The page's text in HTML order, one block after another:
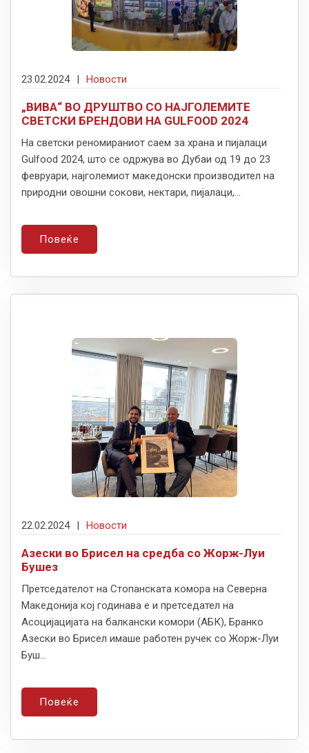
23.02.2024 | Новости
„ВИВА“ ВО ДРУШТВО СО НАЈГОЛЕМИТЕ
СВЕТСКИ БРЕНДОВИ НА GULFOOD 2024
На светски реномираниот саем за храна и пијалаци
Gulfood 2024, што се одржува во Дубаи од 19 до 23
февруари, најголемиот македонски производител на
природни овошни сокови, нектари, пијалаци,...
Повеќе
22.02.2024 Новости
Азески во Брисел на средба со Жорж-Луи
Бушез
Претседателот на Стопанската комора на Северна
Македонија кој годинава е и претседател на
Асоцијацијата на балкански комори (АБК), Бранко
Азески во Брисел имаше работен ручек со Жорж-Луи
Буш...
Повеќе